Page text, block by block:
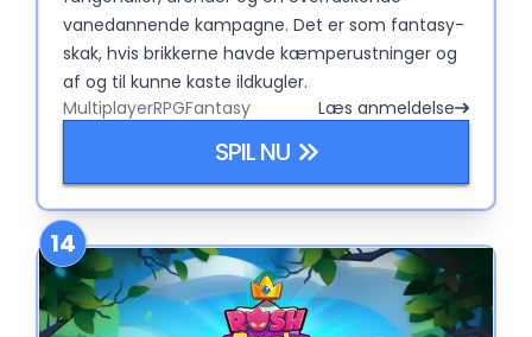
vanedannende kampagne. Det er som fantasy-
skak, hvis brikkerne havde kæmperustninger og
af og til kunne kaste ildkugler.
MultiplayerRPGFantasy Læs anmeldelse
SPIL NU
14